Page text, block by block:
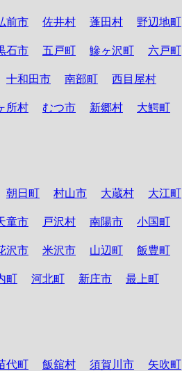
前市 佐井村 蓬田村 野辺地町
石市 五戸町 鰺ヶ沢町 六戸町
十和田市 南部町 西目屋村
所村 むつ市 新郷村 大鰐町
朝日町 村山市 大蔵村 大江町
童市 戸沢村 南陽市 小国町
沢市 米沢市 山辺町 飯豊町
町 河北町 新庄市 最上町
代町 飯舘村 須賀川市 矢吹町